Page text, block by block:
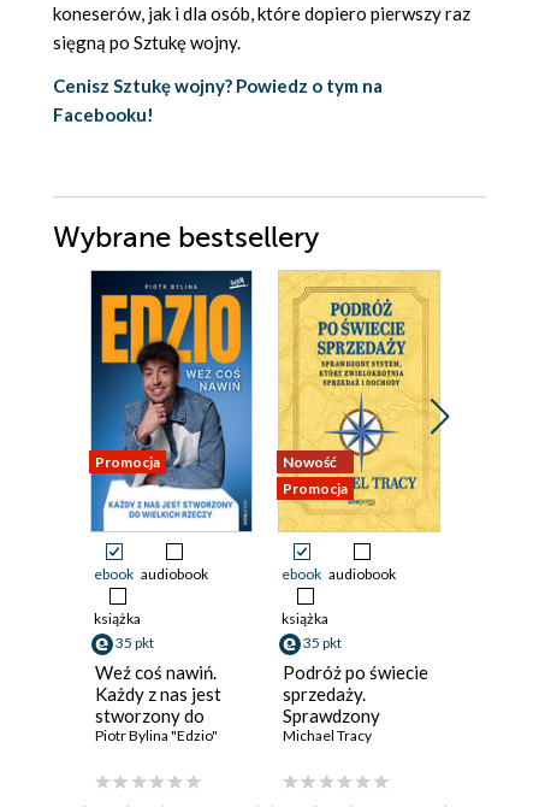
koneserów, jak i dla osób, które dopiero pierwszy raz
sięgną po Sztukę wojny.
Cenisz Sztukę wojny? Powiedz o tym na
Facebooku!
Wybrane bestsellery
Promocja
ebook audiobook
książka
35 pkt
Weź coś nawiń.
Każdy z nas jest
stworzony do
wielkich rzeczy
Piotr Bylina "Edzio"
Nowość
Promocja
ebook audiobook
książka
35 pkt
Podróż po świecie
sprzedaży.
Sprawdzony
system, który
sprzedaż i dochody
Michael Tracy